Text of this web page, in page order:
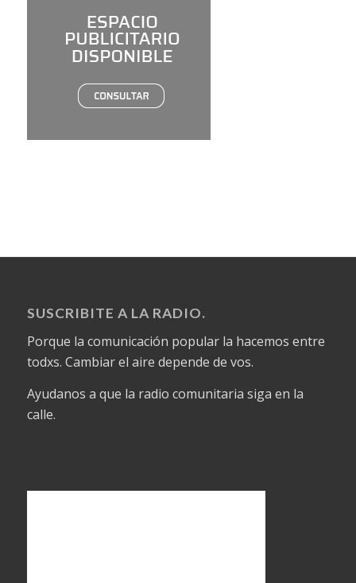
SUSCRIBITE A LA RADIO.
Porque la comunicación popular la hacemos entre
todxs. Cambiar el aire depende de vos.
Ayudanos a que la radio comunitaria siga en la
calle.